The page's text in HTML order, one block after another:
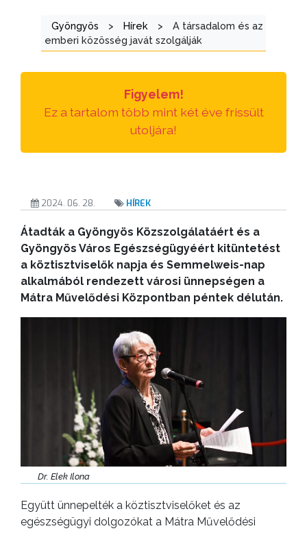
Gyöngyös > Hírek >
A társadalom és az
emberi közösség javát szolgálják
Figyelem!
Ez a tartalom több mint két éve frissült
utoljára!
2024. 06. 28. HÍREK
Átadták a Gyöngyös Közszolgálatáért és a
Gyöngyös Város Egészségügyéért kitüntetést
a köztisztviselők napja és Semmelweis-nap
alkalmából rendezett városi ünnepségen a
Mátra Művelődési Központban péntek délután.
Dr. Elek Ilona
Együtt ünnepelték a köztisztviselőket és az
egészségügyi dolgozókat a Mátra Művelődési